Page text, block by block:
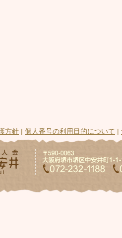
方針 | 個人番号の利用目的について |